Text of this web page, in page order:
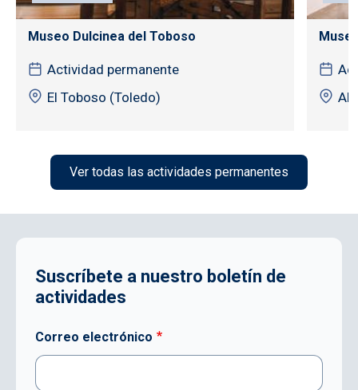
Museo Dulcinea del Toboso
Actividad permanente
El Toboso (Toledo)
Ver todas las actividades permanentes
Suscríbete a nuestro boletín de
actividades
Correo electrónico